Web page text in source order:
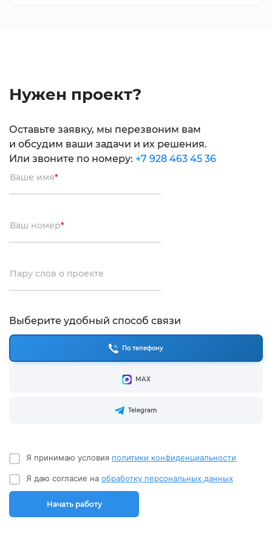
Нужен проект?
Оставьте заявку, мы перезвоним вам
и обсудим ваши задачи и их решения.
Или звоните по номеру: +7 928 463 45 36
Ваше имя*
Ваш номер*
Пару слов о проекте
Выберите удобный способ связи
По телефону
МАХ
Telegram
Я принимаю условия политики конфиденциальности
Я даю согласие на обработку персональных данных
Начать работу